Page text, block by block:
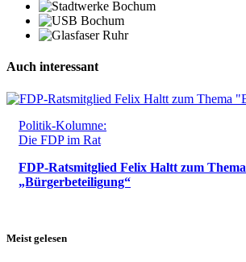
Auch interessant
Politik-Kolumne:
Die FDP im Rat
FDP-Ratsmitglied Felix Haltt zum Thema
„Bürgerbeteiligung“
Meist gelesen